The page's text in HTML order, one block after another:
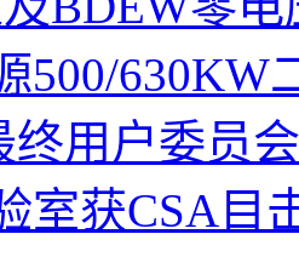
500/630KW
终用户委员
室获CSA目